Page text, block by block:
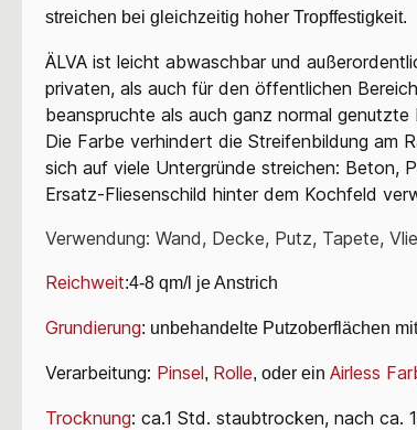
streichen bei gleichzeitig hoher Tropffestigkeit.
ÄLVA ist leicht abwaschbar und
privaten, als auch für den öffentlichen
beanspruchte als auch ganz normal genutzte
Die Farbe verhindert die Streifenbildung am
sich auf viele Untergründe streichen: Beton,
Ersatz-Fliesenschild hinter dem Kochfeld
Verwendung: Wand, Decke, Putz, Tapete,
Reichweit:4-8 qm/l je Anstrich
Grundierung: unbehandelte Putzoberflächen
Verarbeitung: Pinsel, Rolle, oder ein Airless
Trocknung: ca.1 Std. staubtrocken, nach ca.